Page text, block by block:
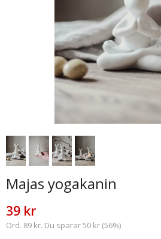
Majas yogakanin
39 kr
Ord. 89 kr. Du sparar 50 kr (56%)